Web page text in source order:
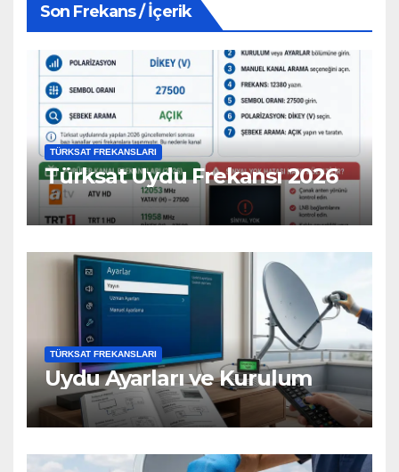
Son Frekans / İçerik
TÜRKSAT FREKANSLARI
Türksat Uydu Frekansı 2026
TÜRKSAT FREKANSLARI
Uydu Ayarları ve Kurulum